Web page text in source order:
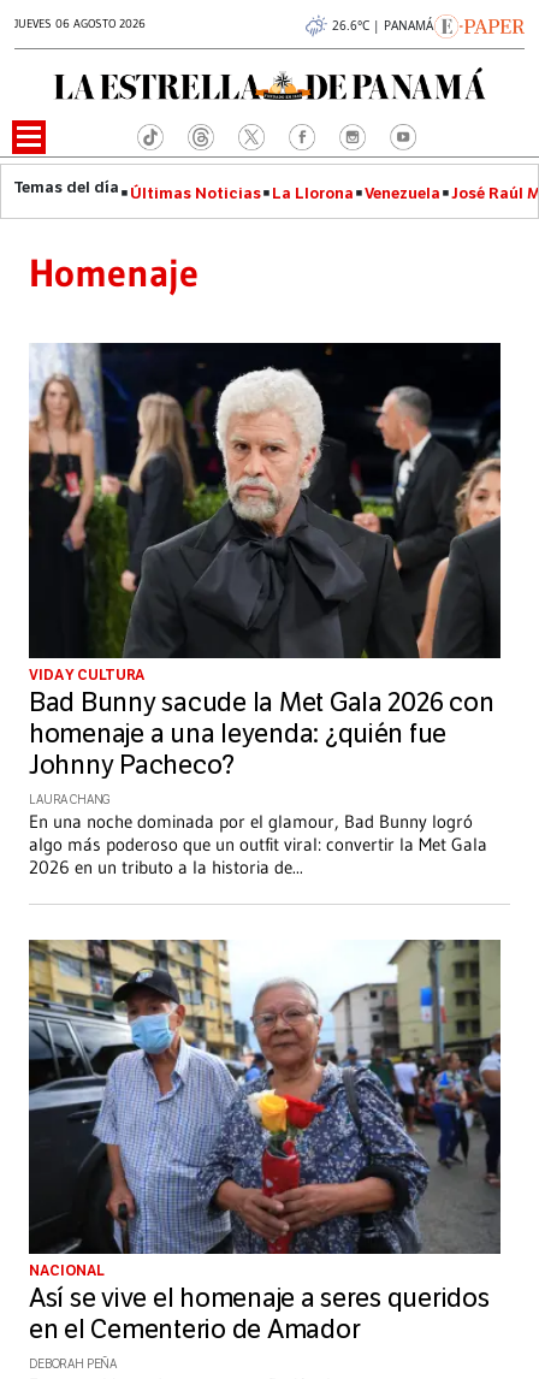
JUEVES 06 AGOSTO 2026 26.6°C | PANAMÁ
Últimas Noticias La Llorona Venezuela José Raúl
Homenaje
VIDA Y CULTURA
Bad Bunny sacude la Met Gala 2026 con
homenaje a una leyenda: ¿quién fue
Johnny Pacheco?
LAURA CHANG
En una noche dominada por el glamour, Bad Bunny logró
algo más poderoso que un outfit viral: convertir la Met Gala
2026 en un tributo a la historia de...
NACIONAL
Así se vive el homenaje a seres queridos
en el Cementerio de Amador
DEBORAH PEÑA